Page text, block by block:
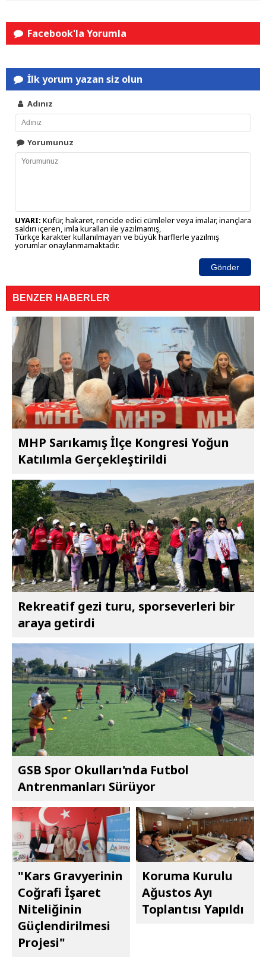
Facebook'la Yorumla
İlk yorum yazan siz olun
Adınız
Yorumunuz
UYARI: Küfür, hakaret, rencide edici cümleler veya imalar, inançlara
saldırı içeren, imla kuralları ile yazılmamış,
Türkçe karakter kullanılmayan ve büyük harflerle yazılmış
yorumlar onaylanmamaktadır.
Gönder
BENZER HABERLER
MHP Sarıkamış İlçe Kongresi Yoğun
Katılımla Gerçekleştirildi
Rekreatif gezi turu, sporseverleri bir
araya getirdi
GSB Spor Okulları'nda Futbol
Antrenmanları Sürüyor
"Kars Gravyerinin
Coğrafi İşaret
Niteliğinin
Güçlendirilmesi
Projesi"
Koruma Kurulu
Ağustos Ayı
Toplantısı Yapıldı